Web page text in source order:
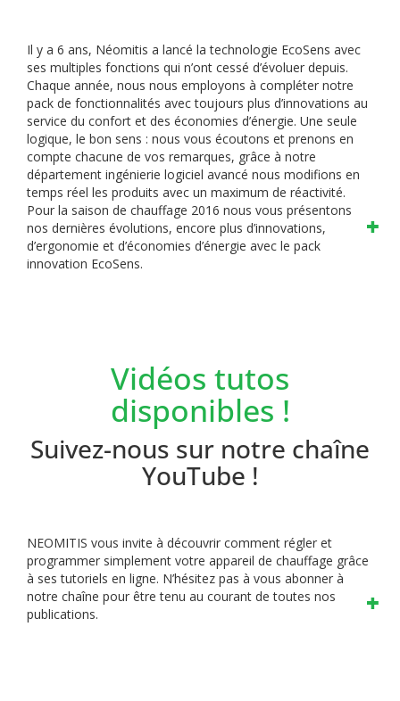
Il y a 6 ans, Néomitis a lancé la technologie EcoSens avec
ses multiples fonctions qui n’ont cessé d’évoluer depuis.
Chaque année, nous nous employons à compléter notre
pack de fonctionnalités avec toujours plus d’innovations au
service du confort et des économies d’énergie. Une seule
logique, le bon sens : nous vous écoutons et prenons en
compte chacune de vos remarques, grâce à notre
département ingénierie logiciel avancé nous modifions en
temps réel les produits avec un maximum de réactivité.
Pour la saison de chauffage 2016 nous vous présentons
nos dernières évolutions, encore plus d’innovations,
d’ergonomie et d’économies d’énergie avec le pack
innovation EcoSens.
Vidéos tutos
disponibles !
Suivez-nous sur notre chaîne
YouTube !
NEOMITIS vous invite à découvrir comment régler et
programmer simplement votre appareil de chauffage grâce
à ses tutoriels en ligne. N’hésitez pas à vous abonner à
notre chaîne pour être tenu au courant de toutes nos
publications.